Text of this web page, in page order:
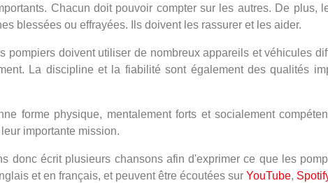
Chacun doit pouvoir compter sur les autres. De plus,
blessées ou effrayées. Ils doivent les rassurer et les aider.
doivent utiliser de nombreux appareils et véhicules
La discipline et la fiabilité sont également des qualités
forme physique, mentalement forts et socialement
importante mission.
donc écrit plusieurs chansons afin d'exprimer ce que les
et en français, et peuvent être écoutées sur YouTube,